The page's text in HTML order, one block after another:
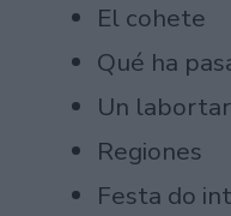
El cohete
Qué ha
Un
Regiones
Festa do